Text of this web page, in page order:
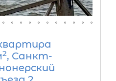
2, Санкт-